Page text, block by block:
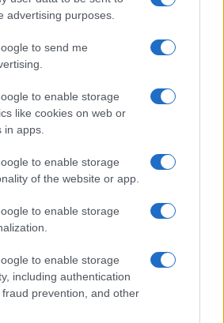
advertising purposes.
to send me
to enable storage
like cookies on web or
apps.
to enable storage
of the website or app.
to enable storage
to enable storage
including authentication
prevention, and other
INFERIORE N. 6/2020 - RG N. 1338/2020
– ISCRITTA ALL’ANSO (ASSOCIAZIONE
STAMPA ONLINE)
Privacy e Notifiche